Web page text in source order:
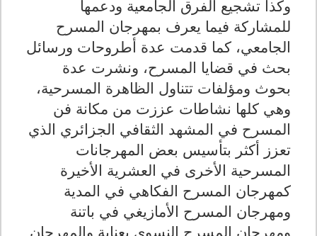
وكذا تشجيع الفرق الجامعية ودعمها
للمشاركة فيما يعرف بمهرجان المسرح
الجامعي، كما قدمت عدة أطروحات ورسائل
بحث في قضايا المسرح، ونشرت عدة
بحوث ومؤلفات تتناول الظاهرة المسرحية،
وهي كلها نشاطات عززت من مكانة فن
المسرح في المشهد الثقافي الجزائري الذي
تعزز أكثر بتأسيس بعض المهرجانات
المسرحية الأخرى في العشرية الأخيرة
كمهرجان المسرح الفكاهي في المدية
ومهرجان المسرح الأمازيغي في باتنة
ومهرجان المسرح النسوي بعنابة والمهرجان